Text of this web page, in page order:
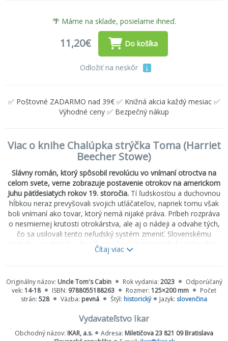
🌴 Máme na sklade, posielame ihneď.
11,20€ Do košíka
Odložiť na neskôr
✅ Poštovné ZADARMO nad 39€ ✅ Knižná akcia každý mesiac ✅
Výhodné ceny ✅ Bezpečný nákup
Viac o knihe Chalúpka strýčka Toma (Harriet
Beecher Stowe)
Slávny román, ktorý spôsobil revolúciu vo vnímaní otroctva na
celom svete, verne zobrazuje postavenie otrokov na americkom
Juhu päťdesiatych rokov 19. storočia. Tí ľudskosťou a duchovnou
hĺbkou neraz prevyšovali svojich utláčateľov, napriek tomu však
boli vnímaní ako tovar, ktorý nemá nijaké práva. Príbeh rozpráva
o nesmiernej krutosti otrokárstva, ale aj o nádeji a odvahe tých,
čo sa usilovali tento neľudský systém zmeniť. Slovenskému
čitateľovi sa dostáva do rúk prvý kompletný preklad celého diela.
príde o celý majetok. Jedinou možnosťou na záchranu je prijať
ponuku obchodníka s otrokmi a predať mu svojho najcennejšieho
otroka Toma a malého Harryho, syna manželkinej komornej Elizy.
Tom, hlboko veriaci kresťan, sa podriadi, lebo rozumie, že v
stávke je osud všetkých otrokov na statku pána Shelbyho. Eliza sa
však odmietne vzdať svojho dieťaťa a zvolí si radšej útek. Román
Čítaj viac
Originálny názov: Uncle Tom's Cabin Rok vydania: 2023
Odporúčaný
vek: 14-18 ISBN: 9788055188263 Rozmer: 125×200 mm
Počet
strán: 528 Väzba: pevná Štýl: historický Jazyk: slovenčina
Vydavateľstvo Ikar
Obchodný názov: IKAR, a.s. Adresa: Miletičova 23 821 09 Bratislava